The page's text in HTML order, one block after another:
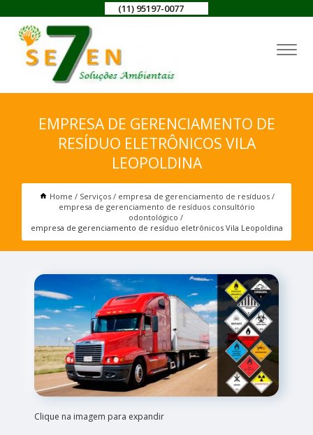
(11) 95197-0077
EMPRESA DE GERENCIAMENTO DE
RESÍDUO ELETRÔNICOS VILA
LEOPOLDINA
Home Serviços
empresa de gerenciamento de resíduos
empresa de gerenciamento de resíduos consultório
odontológico
empresa de gerenciamento de resíduo eletrônicos Vila Leopoldina
Clique na imagem para expandir